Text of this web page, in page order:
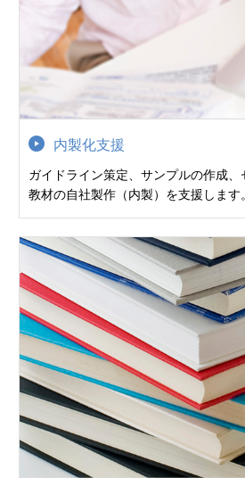
内製化支援
ガイドライン策定、サンプルの作成
教材の自社製作（内製）を支援します